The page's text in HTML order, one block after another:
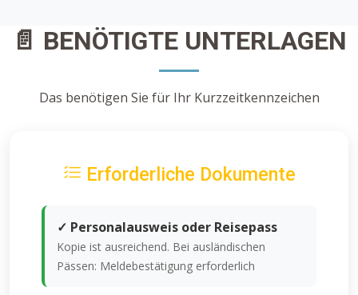
📄 BENÖTIGTE UNTERLAGEN
Das benötigen Sie für Ihr Kurzzeitkennzeichen
Erforderliche Dokumente
✓ Personalausweis oder Reisepass
Kopie ist ausreichend. Bei ausländischen
Pässen: Meldebestätigung erforderlich